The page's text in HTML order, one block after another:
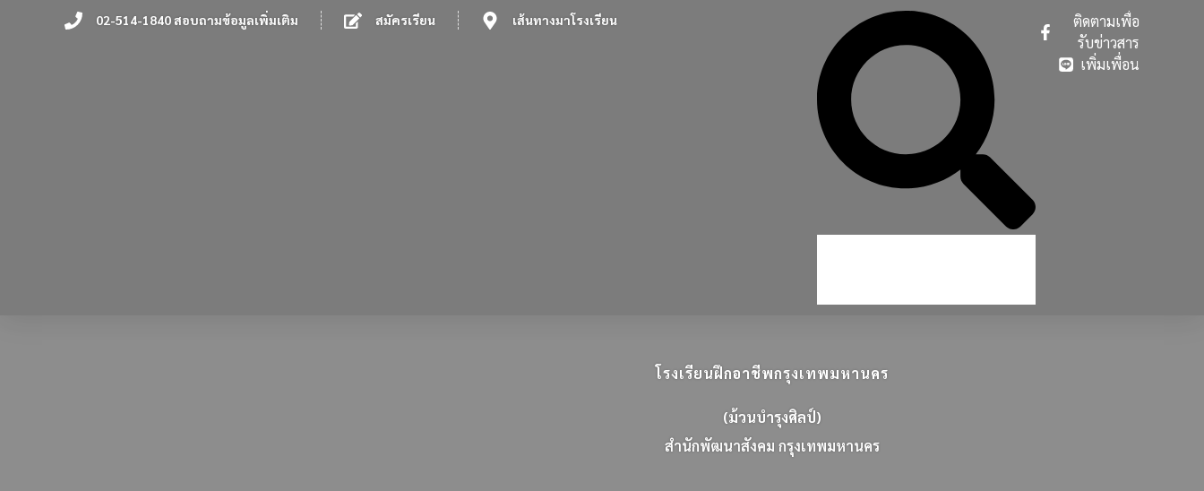
02-514-1840 สอบถามข้อมูลเพิ่มเติม สมัครเรียน เส้นทางมาโรงเรียน
ติดตามเพื่อ
รับข่าวสาร
เพิ่มเพื่อน
โรงเรียนฝึกอาชีพกรุงเทพมหานคร
(ม้วนบำรุงศิลป์)
สนกพฒนาสงคม กรงเทพมหานคร